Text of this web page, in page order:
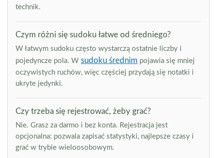
technik.
Czym różni się sudoku łatwe od średniego?
W łatwym sudoku często wystarczą ostatnie liczby i
pojedyncze pola. W sudoku średnim pojawia się mniej
oczywistych ruchów, więc częściej przydają się notatki i
ukryte jedynki.
Czy trzeba się rejestrować, żeby grać?
Nie. Grasz za darmo i bez konta. Rejestracja jest
opcjonalna: pozwala zapisać statystyki, najlepsze czasy i
grać w trybie wieloosobowym.